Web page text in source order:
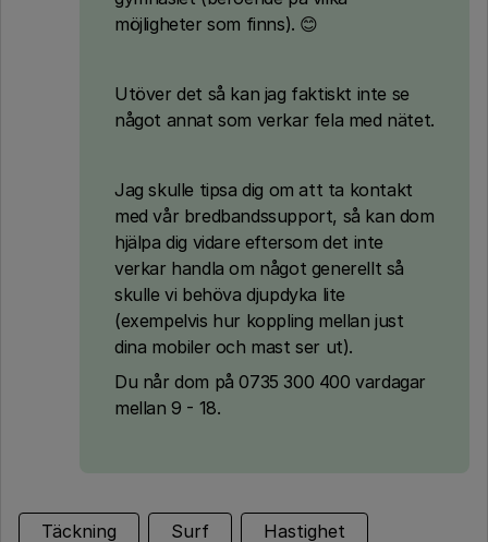
möjligheter som finns). 😊
Utöver det så kan jag faktiskt inte se
något annat som verkar fela med nätet.
Jag skulle tipsa dig om att ta kontakt
med vår bredbandssupport, så kan dom
hjälpa dig vidare eftersom det inte
verkar handla om något generellt så
skulle vi behöva djupdyka lite
(exempelvis hur koppling mellan just
dina mobiler och mast ser ut).
Du når dom på 0735 300 400 vardagar
mellan 9 - 18.
Täckning Surf Hastighet